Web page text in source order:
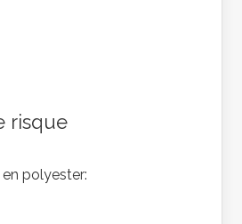
risque
polyester: